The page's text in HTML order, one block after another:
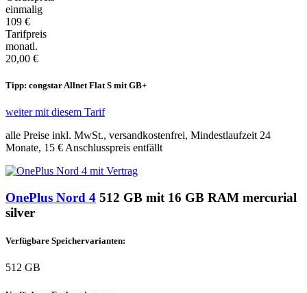
einmalig
109 €
Tarifpreis
monatl.
20,00 €
Tipp: congstar Allnet Flat S mit GB+
weiter mit diesem Tarif
alle Preise inkl. MwSt., versandkostenfrei, Mindestlaufzeit 24
Monate, 15 € Anschlusspreis entfällt
OnePlus Nord 4 512 GB mit 16 GB RAM mercurial
silver
Verfügbare Speichervarianten:
512 GB